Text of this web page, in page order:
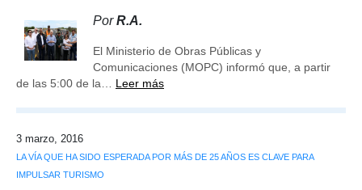
PorR.A.
El Ministerio de Obras Públicas y
Comunicaciones (MOPC) informó que, a partir
de las 5:00 de la… Leer más
3 marzo, 2016
LA VÍA QUE HA SIDO ESPERADA POR MÁS DE 25 AÑOS ES CLAVE PARA
IMPULSAR TURISMO